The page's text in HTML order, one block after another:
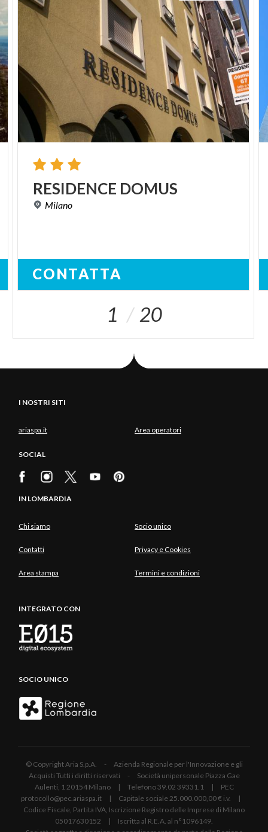
RESIDENCE DOMUS
Milano
CONTATTA
1 20
I NOSTRI SITI
ariaspa.it Area operatori
SOCIAL
IN LOMBARDIA
Chi siamo Socio unico
Contatti Privacy e Cookies
Area stampa Termini e condizioni
INTEGRATO CON
SOCIO UNICO
© Copyright Aria S.p.A. - Azienda Regionale per l'Innovazione e gli
Acquisti Tutti i diritti riservati - Società unipersonale Piazza Gae
Aulenti, 1 20154 Milano | Telefono 39.02 39331.1 | PEC
protocollo@pec.ariaspa.it | Capitale sociale 25.000.000,00 € i.v. |
Codice Fiscale, Partita IVA, Iscrizione Registro delle Imprese di Milano
05017630152 | Iscritta al R.E.A. al n°1096149.